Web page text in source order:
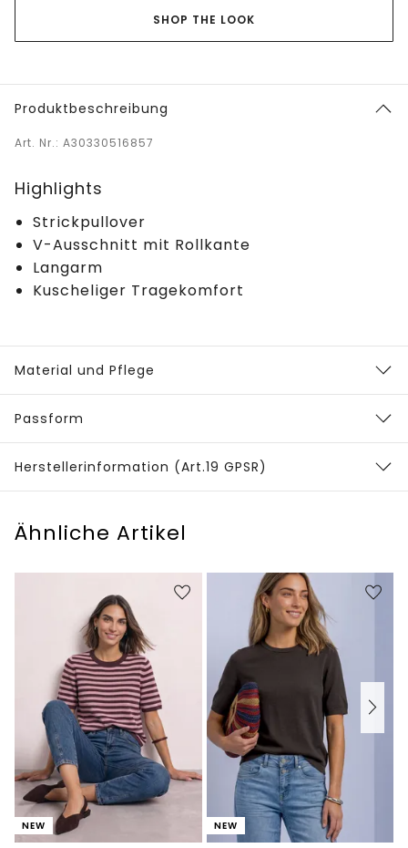
SHOP THE LOOK
Produktbeschreibung
Art. Nr.: A30330516857
Highlights
Strickpullover
V-Ausschnitt mit Rollkante
Langarm
Kuscheliger Tragekomfort
Material und Pflege
Passform
Herstellerinformation (Art.19 GPSR)
Ähnliche Artikel
NEW NEW